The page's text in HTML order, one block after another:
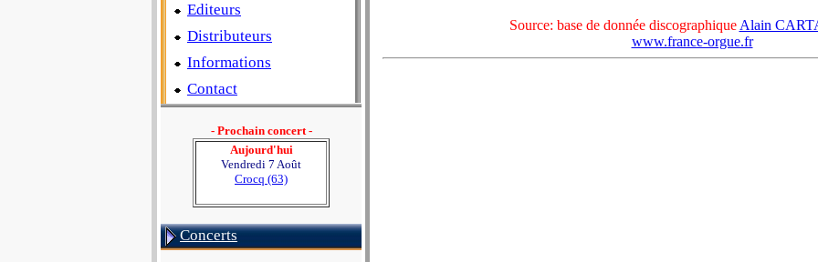
Editeurs
Distributeurs
Informations
Contact
- Prochain concert -
Aujourd'hui
Vendredi 7 Août
Crocq (63)
Concerts
Source: base de donnée discographique Alain
www.france-orgue.fr